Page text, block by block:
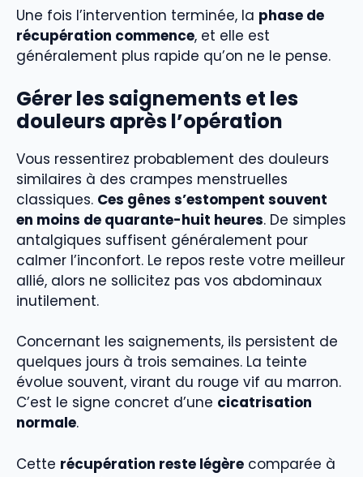
Une fois l’intervention terminée, la phase de
récupération commence, et elle est
généralement plus rapide qu’on ne le pense.
Gérer les saignements et les
douleurs après l’opération
Vous ressentirez probablement des douleurs
similaires à des crampes menstruelles
classiques. Ces gênes s’estompent souvent
en moins de quarante-huit heures. De simples
antalgiques suffisent généralement pour
calmer l’inconfort. Le repos reste votre meilleur
allié, alors ne sollicitez pas vos abdominaux
inutilement.
Concernant les saignements, ils persistent de
quelques jours à trois semaines. La teinte
évolue souvent, virant du rouge vif au marron.
C’est le signe concret d’une cicatrisation
normale.
Cette récupération reste légère comparée à